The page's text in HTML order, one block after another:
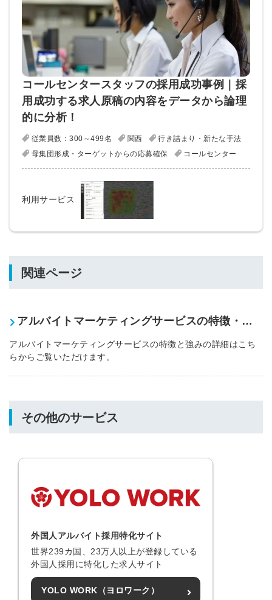
コールセンタースタッフの採用成功事例｜採
用成功する求人原稿の内容をデータから論理
的に分析！
従業員数：300～499名 関西
行き詰まり・新たな手法
母集団形成・ターゲットからの応募確保
コールセンター
利用サービス
関連ページ
アルバイトマーケティングサービスの特徴・強み
アルバイトマーケティングサービスの特徴と強みの詳細はこち
らからご覧いただけます。
その他のサービス
外国人アルバイト採用特化サイト
世界239カ国、23万人以上が登録している
外国人採用に特化した求人サイト
YOLO WORK（ヨロワーク）